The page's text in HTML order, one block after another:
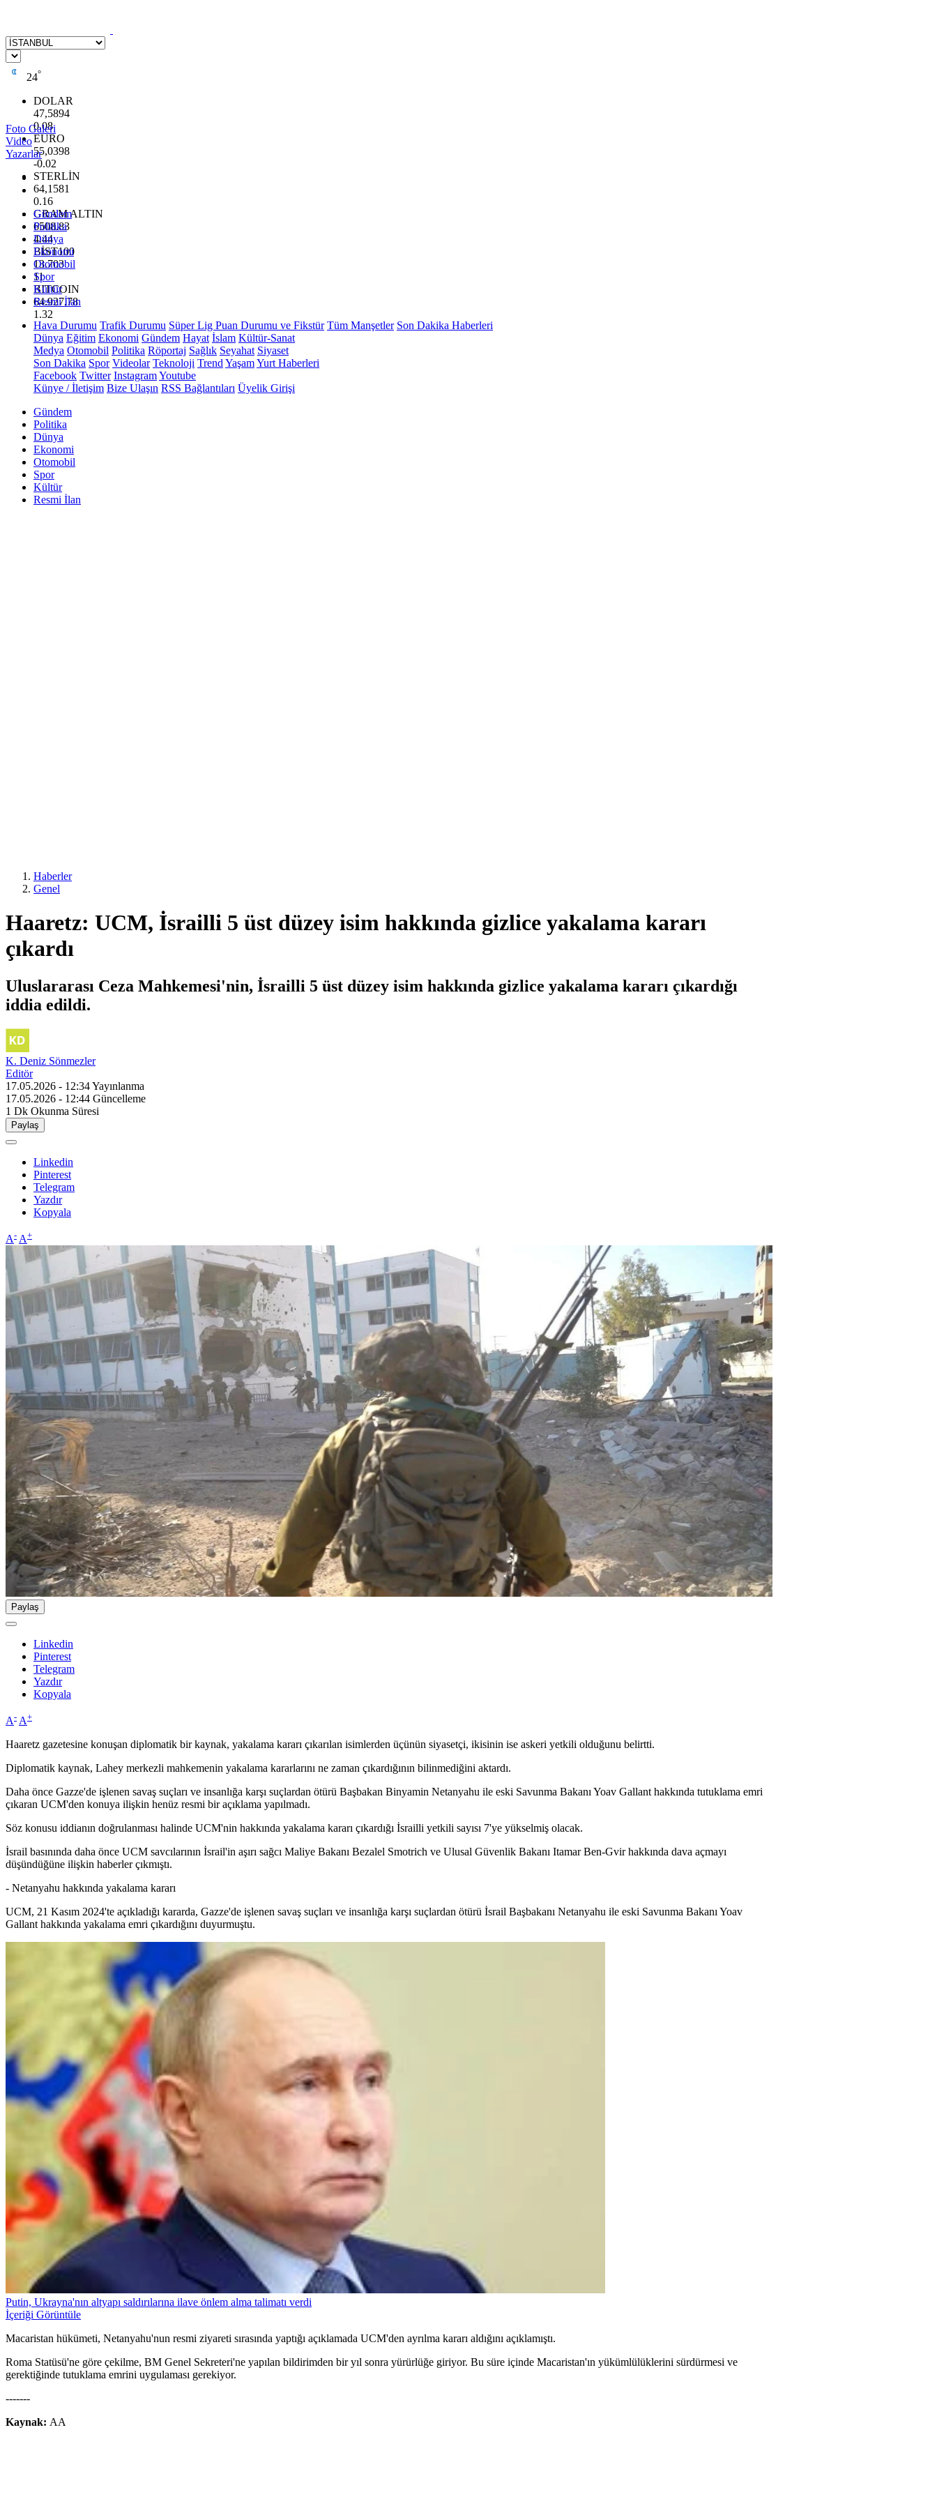
24°
DOLAR
47,5894
0.08
EURO
55,0398
-0.02
STERLİN
64,1581
0.16
GRAM ALTIN
6508.83
4.44
BİST100
13.703
11
BITCOIN
64.927,78
1.32
Foto Galeri
Video
Yazarlar
Gündem
Politika
Dünya
Ekonomi
Otomobil
Spor
Kültür
Resmi İlan
Hava Durumu Trafik Durumu Süper Lig Puan Durumu ve Fikstür Tüm Manşetler Son Dakika Haberleri
Dünya Eğitim Ekonomi Gündem Hayat İslam Kültür-Sanat
Medya Otomobil Politika Röportaj Sağlık Seyahat Siyaset
Son Dakika Spor Videolar Teknoloji Trend YaşamYurt Haberleri
Facebook Twitter InstagramYoutube
Künye / İletişim Bize Ulaşın RSS Bağlantıları Üyelik Girişi
Gündem
Politika
Dünya
Ekonomi
Otomobil
Spor
Kültür
Resmi İlan
Haberler
Genel
Haaretz: UCM, İsrailli 5 üst düzey isim hakkında gizlice yakalama kararı
çıkardı
Uluslararası Ceza Mahkemesi'nin, İsrailli 5 üst düzey isim hakkında gizlice yakalama kararı çıkardığı
iddia edildi.
K. Deniz Sönmezler
Editör
17.05.2026 - 12:34Yayınlanma
17.05.2026 - 12:44 Güncelleme
1 Dk Okunma Süresi
Paylaş
Linkedin
Pinterest
Telegram
Yazdır
Kopyala
A- A+
Paylaş
Linkedin
Pinterest
Telegram
Yazdır
Kopyala
A- A+
Haaretz gazetesine konuşan diplomatik bir kaynak, yakalama kararı çıkarılan isimlerden üçünün siyasetçi, ikisinin ise askeri yetkili olduğunu belirtti.
Diplomatik kaynak, Lahey merkezli mahkemenin yakalama kararlarını ne zaman çıkardığının bilinmediğini aktardı.
Daha önce Gazze'de işlenen savaş suçları ve insanlığa karşı suçlardan ötürü Başbakan Binyamin Netanyahu ile eski Savunma Bakanı Yoav Gallant hakkında tutuklama emri
çıkaran UCM'den konuya ilişkin henüz resmi bir açıklama yapılmadı.
Söz konusu iddianın doğrulanması halinde UCM'nin hakkında yakalama kararı çıkardığı İsrailli yetkili sayısı 7'ye yükselmiş olacak.
İsrail basınında daha önce UCM savcılarının İsrail'in aşırı sağcı Maliye Bakanı Bezalel Smotrich ve Ulusal Güvenlik Bakanı Itamar Ben-Gvir hakkında dava açmayı
düşündüğüne ilişkin haberler çıkmıştı.
- Netanyahu hakkında yakalama kararı
UCM, 21 Kasım 2024'te açıkladığı kararda, Gazze'de işlenen savaş suçları ve insanlığa karşı suçlardan ötürü İsrail Başbakanı Netanyahu ile eski Savunma Bakanı Yoav
Gallant hakkında yakalama emri çıkardığını duyurmuştu.
Putin, Ukrayna'nın altyapı saldırılarına ilave önlem alma talimatı verdi
İçeriği Görüntüle
Macaristan hükümeti, Netanyahu'nun resmi ziyareti sırasında yaptığı açıklamada UCM'den ayrılma kararı aldığını açıklamıştı.
Roma Statüsü'ne göre çekilme, BM Genel Sekreteri'ne yapılan bildirimden bir yıl sonra yürürlüğe giriyor. Bu süre içinde Macaristan'ın yükümlülüklerini sürdürmesi ve
gerektiğinde tutuklama emrini uygulaması gerekiyor.
-------
Kaynak: AA